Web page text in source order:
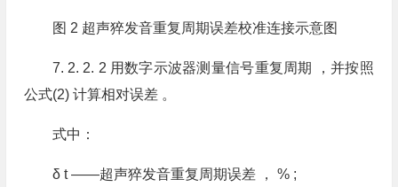
图 2 超声猝发音重复周期误差校准连接示意图
7. 2. 2. 2 用数字示波器测量信号重复周期 ，并按照
公式(2) 计算相对误差 。
式中：
δ t ——超声猝发音重复周期误差 ， % ;